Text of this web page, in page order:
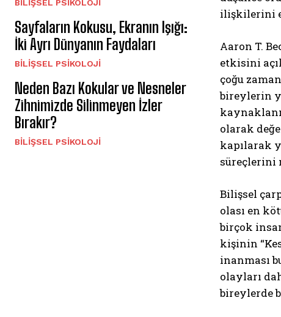
BILIŞSEL PSIKOLOJI
Sayfaların Kokusu, Ekranın Işığı:
İki Ayrı Dünyanın Faydaları
BILIŞSEL PSIKOLOJI
Neden Bazı Kokular ve Nesneler
Zihnimizde Silinmeyen İzler
Bırakır?
BILIŞSEL PSIKOLOJI
ilişkilerini
Aaron T.
etkisini
çoğu
bireylerin
olarak
kapılarak
süreçlerini
Bilişsel
olası en
birçok
kişinin
inanması
olayları
bireylerde